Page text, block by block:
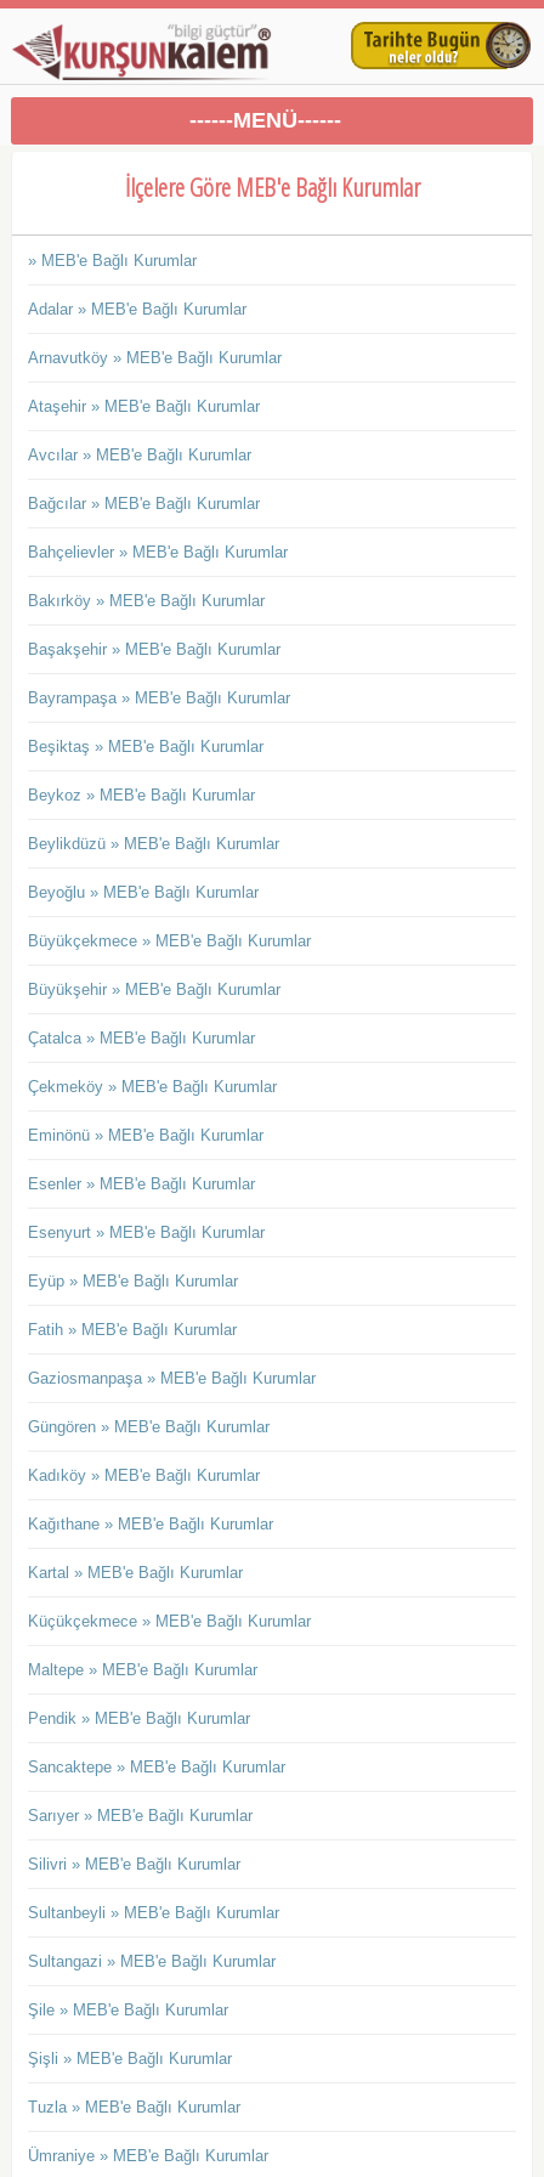
------MENÜ------
İlçelere Göre MEB'e Bağlı Kurumlar
» MEB'e Bağlı Kurumlar
Adalar » MEB'e Bağlı Kurumlar
Arnavutköy » MEB'e Bağlı Kurumlar
Ataşehir » MEB'e Bağlı Kurumlar
Avcılar » MEB'e Bağlı Kurumlar
Bağcılar » MEB'e Bağlı Kurumlar
Bahçelievler » MEB'e Bağlı Kurumlar
Bakırköy » MEB'e Bağlı Kurumlar
Başakşehir » MEB'e Bağlı Kurumlar
Bayrampaşa » MEB'e Bağlı Kurumlar
Beşiktaş » MEB'e Bağlı Kurumlar
Beykoz » MEB'e Bağlı Kurumlar
Beylikdüzü » MEB'e Bağlı Kurumlar
Beyoğlu » MEB'e Bağlı Kurumlar
Büyükçekmece » MEB'e Bağlı Kurumlar
Büyükşehir » MEB'e Bağlı Kurumlar
Çatalca » MEB'e Bağlı Kurumlar
Çekmeköy » MEB'e Bağlı Kurumlar
Eminönü » MEB'e Bağlı Kurumlar
Esenler » MEB'e Bağlı Kurumlar
Esenyurt » MEB'e Bağlı Kurumlar
Eyüp » MEB'e Bağlı Kurumlar
Fatih » MEB'e Bağlı Kurumlar
Gaziosmanpaşa » MEB'e Bağlı Kurumlar
Güngören » MEB'e Bağlı Kurumlar
Kadıköy » MEB'e Bağlı Kurumlar
Kağıthane » MEB'e Bağlı Kurumlar
Kartal » MEB'e Bağlı Kurumlar
Küçükçekmece » MEB'e Bağlı Kurumlar
Maltepe » MEB'e Bağlı Kurumlar
Pendik » MEB'e Bağlı Kurumlar
Sancaktepe » MEB'e Bağlı Kurumlar
Sarıyer » MEB'e Bağlı Kurumlar
Silivri » MEB'e Bağlı Kurumlar
Sultanbeyli » MEB'e Bağlı Kurumlar
Sultangazi » MEB'e Bağlı Kurumlar
Şile » MEB'e Bağlı Kurumlar
Şişli » MEB'e Bağlı Kurumlar
Tuzla » MEB'e Bağlı Kurumlar
Ümraniye » MEB'e Bağlı Kurumlar